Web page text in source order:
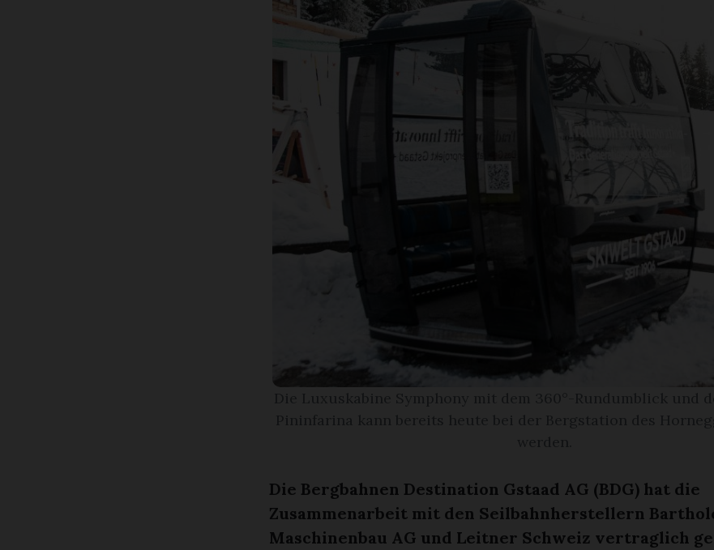
Die Bergbahnen Destination Gstaad AG (BDG) hat die
Zusammenarbeit mit den Seilbahnherstellern
Maschinenbau AG und Leitner Schweiz vertraglich